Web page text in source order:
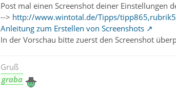
Post mal einen Screenshot deiner Einstellungen
--> http://www.wintotal.de/Tipps/
Anleitung zum Erstellen von Screenshots
In der Vorschau bitte zuerst den Screenshot
Gruß
graba